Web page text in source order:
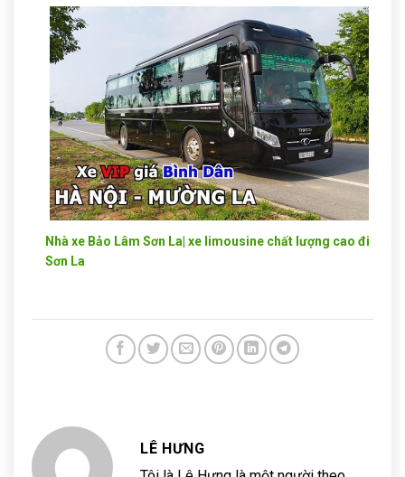
Nhà xe Bảo Lâm Sơn La| xe limousine chất lượng cao đi
Sơn La
LÊ HƯNG